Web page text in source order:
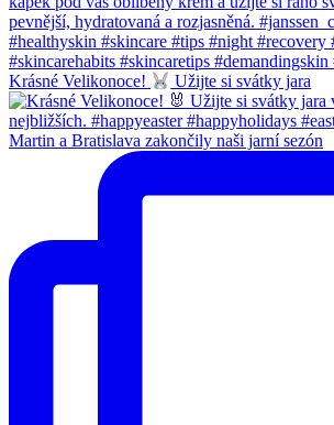
Krásné Velikonoce! Užijte si svátky jara
Martin a Bratislava zakončily naši jarní sezón